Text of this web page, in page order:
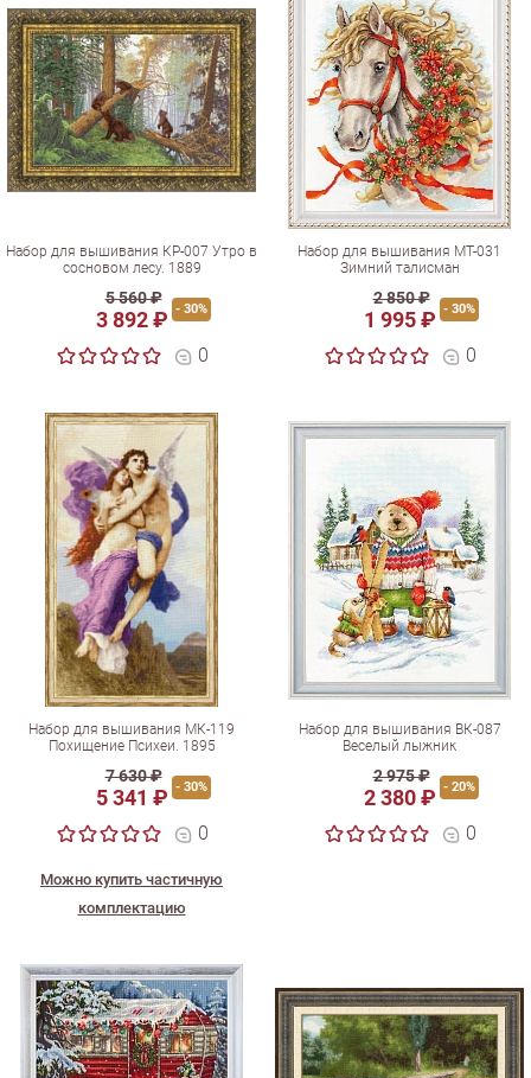
Набор для вышивания КР-007 Утро в
сосновом лесу. 1889
5 560 ₽
3 892 ₽ - 30%
0
Набор для вышивания МТ-031
Зимний талисман
2 850 ₽
1 995 ₽ - 30%
0
Набор для вышивания МК-119
Похищение Психеи. 1895
7 630 ₽
5 341 ₽ - 30%
0
Можно купить частичную
комплектацию
Набор для вышивания ВК-087
Веселый лыжник
2 975 ₽
2 380 ₽ - 20%
0